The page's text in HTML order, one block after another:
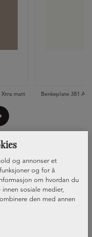
og annonser et
og for å
om hvordan du
sosiale medier,
den med annen
eller som de har samlet
Xtra matt Benkeplate 381